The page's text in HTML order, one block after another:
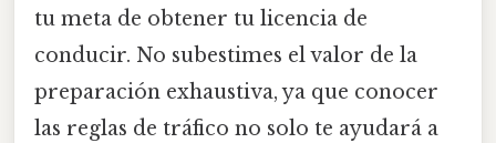
tu meta de obtener tu licencia de
conducir. No subestimes el valor de la
preparación exhaustiva, ya que conocer
las reglas de tráfico no solo te ayudará a